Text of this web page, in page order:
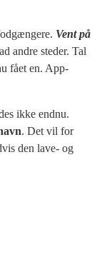
Vent på
andre steder. Tal
fået en. App-
ikke endnu.
. Det vil for
den lave- og